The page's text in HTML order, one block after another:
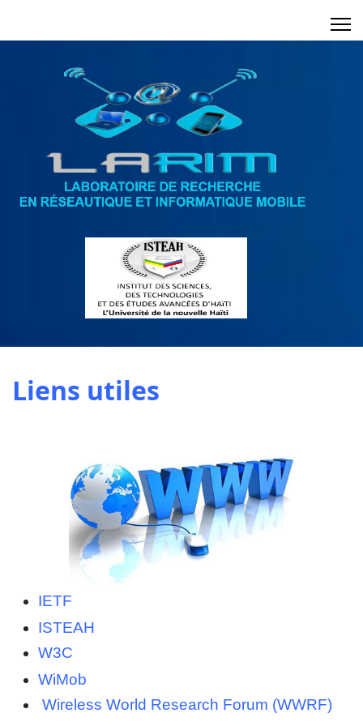
Liens utiles
IETF
ISTEAH
W3C
WiMob
Wireless World Research Forum (WWRF)